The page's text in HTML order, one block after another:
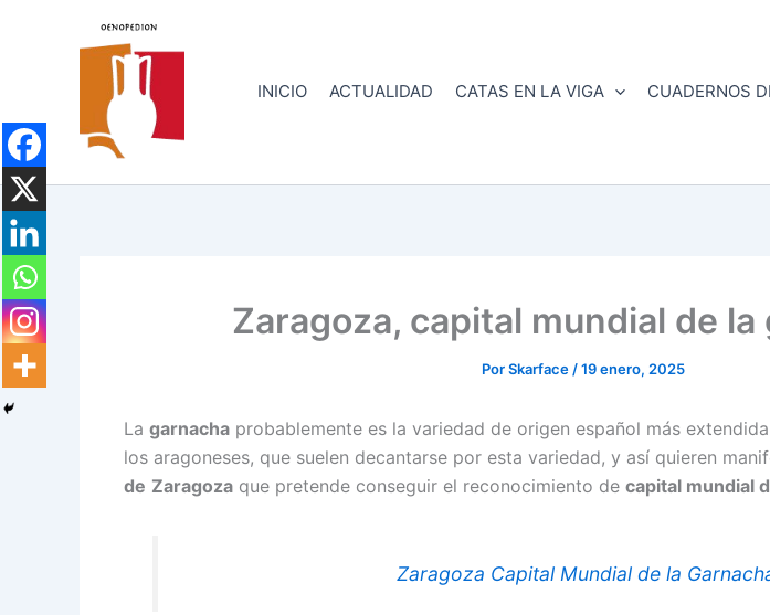
INICIO ACTUALIDAD CATAS EN LA VIGA CUADERNOS
Zaragoza, capital mundial de la
PorSkarface /19 enero, 2025
La garnacha probablemente es la variedad de origen español más
los aragoneses, que suelen decantarse por esta variedad, y así quieren
de Zaragoza que pretende conseguir el reconocimiento de capital mundial
Zaragoza Capital Mundial de la